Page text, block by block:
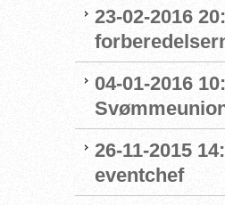
23-02-2016
04-01-2016
26-11-2015
eventchef